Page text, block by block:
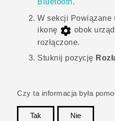
Bluetooth.
W sekcji Powiązane
ikonę
obok
rozłączone.
Stuknij pozycję
Czy ta informacja była
Tak
Nie